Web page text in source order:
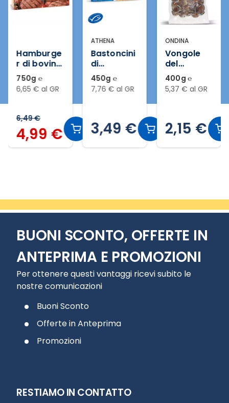
Hamburge
r di bovino
surgelati
10 pezzi
750g ℮
6,65 € al GR
6,49 €
4,99 €
ATHENA
Bastoncini
di
merluzzo
surgelati
15 pezzi
450g ℮
7,76 € al GR
3,49 €
ONDINA
Vongole
del
Pacifico
con guscio
surgelate
400g ℮
5,37 € al GR
2,15 €
BUONI SCONTO, OFFERTE IN
ANTEPRIMA E PROMOZIONI
Per ottenere questi vantaggi ricevi subito le
nostre comunicazioni
Buoni Sconto
Offerte in Anteprima
Promozioni
RESTIAMO IN CONTATTO